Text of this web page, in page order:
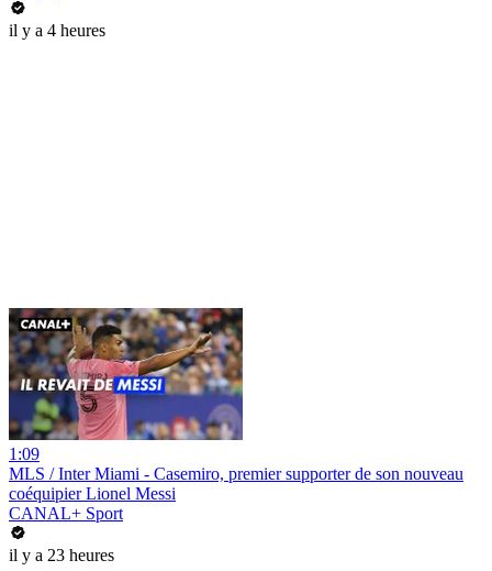
il y a 4 heures
1:09
MLS / Inter Miami - Casemiro, premier supporter de son nouveau
coéquipier Lionel Messi
CANAL+ Sport
il y a 23 heures